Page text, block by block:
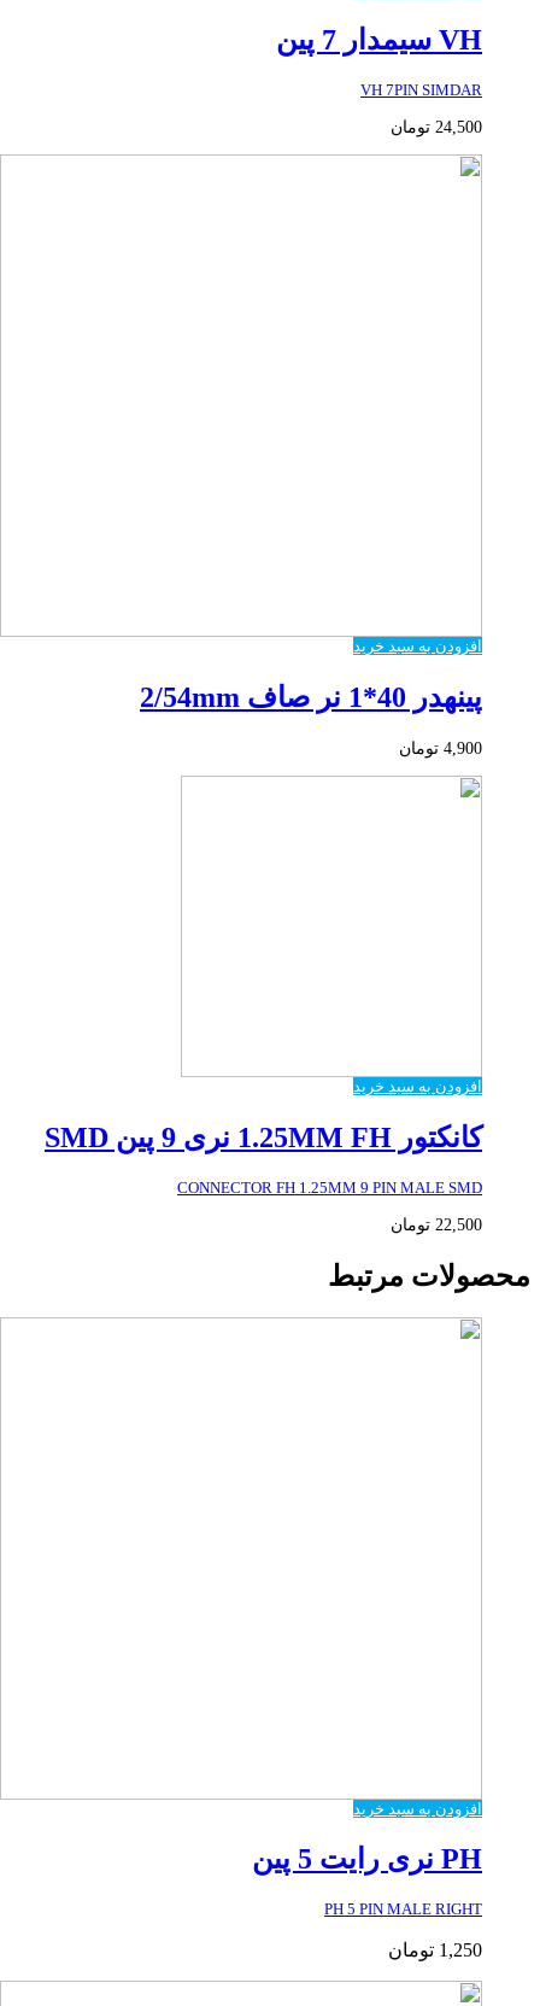
VH سیمدار 7 پین
VH 7PIN SIMDAR
24,500 تومان
افزودن به سبد خرید
پینهدر 40*1 نر صاف 2/54mm
4,900 تومان
افزودن به سبد خرید
کانکتور 1.25MM FH نری 9 پین SMD
CONNECTOR FH 1.25MM 9 PIN MALE SMD
22,500 تومان
محصولات مرتبط
افزودن به سبد خرید
PH نری رایت 5 پین
PH 5 PIN MALE RIGHT
1,250 تومان